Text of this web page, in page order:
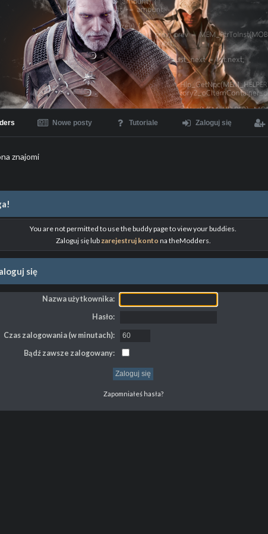
Nowe posty Tutoriale Zaloguj się
znajomi
You are not permitted to use the buddy page to view your buddies.
Zaloguj się lub zarejestruj konto na theModders.
się
Nazwa użytkownika:
Hasło:
Czas zalogowania (w minutach):
Bądź zawsze zalogowany:
Zapomniałeś hasła?